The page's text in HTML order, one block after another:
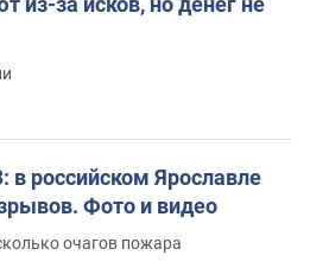
российском Ярославле
Фото и видео
очагов пожара